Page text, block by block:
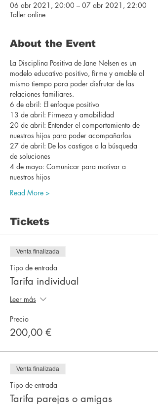
06 abr 2021, 20:00 – 07 abr 2021, 22:00
Taller online
About the Event
La Disciplina Positiva de Jane Nelsen es un
modelo educativo positivo, firme y amable al
mismo tiempo para poder disfrutar de las
relaciones familiares.
6 de abril: El enfoque positivo
13 de abril: Firmeza y amabilidad
20 de abril: Entender el comportamiento de
nuestros hijos para poder acompañarlos
27 de abril: De los castigos a la búsqueda
de soluciones
4 de mayo: Comunicar para motivar a
nuestros hijos
Read More >
Tickets
Venta finalizada
Tipo de entrada
Tarifa individual
Leer más
Precio
200,00 €
Venta finalizada
Tipo de entrada
Tarifa parejas o amigas